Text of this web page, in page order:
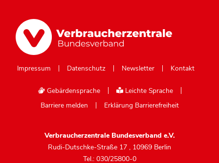
Impressum Datenschutz Newsletter Kontakt
Gebärdensprache
Leichte Sprache
Barriere melden
Erklärung Barrierefreiheit
Verbraucherzentrale Bundesverband e.V.
Rudi-Dutschke-Straße 17 , 10969 Berlin
Tel.: 030/25800-0